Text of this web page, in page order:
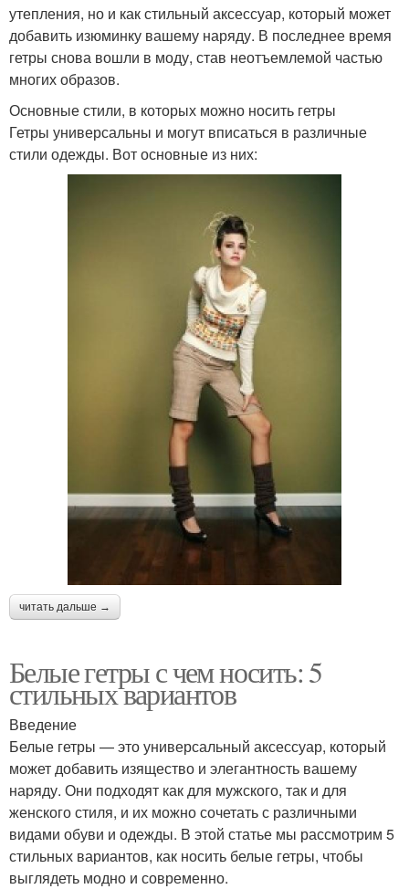
утепления, но и как стильный аксессуар, который может
добавить изюминку вашему наряду. В последнее время
гетры снова вошли в моду, став неотъемлемой частью
многих образов.
Основные стили, в которых можно носить гетры
Гетры универсальны и могут вписаться в различные
стили одежды. Вот основные из них:
читать дальше →
Белые гетры с чем носить: 5
стильных вариантов
Введение
Белые гетры — это универсальный аксессуар, который
может добавить изящество и элегантность вашему
наряду. Они подходят как для мужского, так и для
женского стиля, и их можно сочетать с различными
видами обуви и одежды. В этой статье мы рассмотрим 5
стильных вариантов, как носить белые гетры, чтобы
выглядеть модно и современно.